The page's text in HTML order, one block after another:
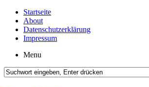
Startseite
About
Datenschutzerklärung
Impressum
Menu